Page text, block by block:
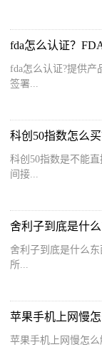
fda怎么认证？
fda怎么认证?提供
签署...
科创50指数怎么
科创50指数是不能
间接...
舍利子到底是什
舍利子到底是什么
所...
苹果手机上网慢
苹果手机上网慢怎